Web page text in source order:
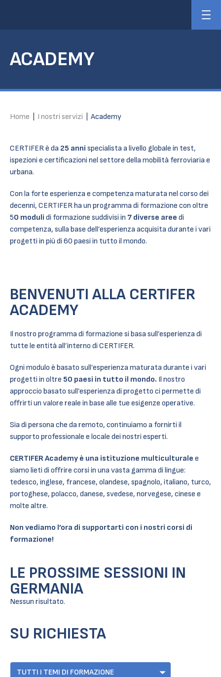
ACADEMY
Home I nostri servizi Academy
CERTIFER è da 25 anni specialista a livello globale in test,
ispezioni e certificazioni nel settore della mobilità ferroviaria e
urbana.
Con la forte esperienza e competenza maturata nel corso dei
decenni, CERTIFER ha un programma di formazione con oltre
50 moduli di formazione suddivisi in 7 diverse aree di
competenza, sulla base dell’esperienza acquisita durante i vari
progetti in più di 60 paesi in tutto il mondo.
BENVENUTI ALLA CERTIFER
ACADEMY
Il nostro programma di formazione si basa sull’esperienza di
tutte le entità all’interno di CERTIFER.
Ogni modulo è basato sull’esperienza maturata durante i vari
progetti in oltre 50 paesi in tutto il mondo. Il nostro
approccio basato sull’esperienza di progetto ci permette di
offrirti un valore reale in base alle tue esigenze operative.
Sia di persona che da remoto, continuiamo a fornirti il
supporto professionale e locale dei nostri esperti.
CERTIFER Academy è una istituzione multiculturale e
siamo lieti di offrire corsi in una vasta gamma di lingue:
tedesco, inglese, francese, olandese, spagnolo, italiano, turco,
portoghese, polacco, danese, svedese, norvegese, cinese e
molte altre.
Non vediamo l’ora di supportarti con i nostri corsi di
formazione!
LE PROSSIME SESSIONI IN
GERMANIA
Nessun risultato.
SU RICHIESTA